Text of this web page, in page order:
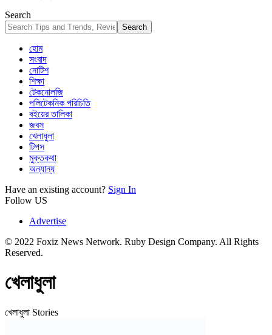
Search
হোম
সংবাদ
নোটিশ
শিক্ষা
টেকনোলজি
পলিটেকনিক পরিচিতি
বইয়ের তালিকা
জবস
খেলাধুলা
টিপস
মুক্তকথা
অন্যান্য
Have an existing account? Sign In
Follow US
Advertise
© 2022 Foxiz News Network. Ruby Design Company. All Rights
Reserved.
খেলাধুলা
খেলাধুলা Stories